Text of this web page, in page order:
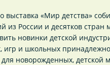
выставка «Мир детства»
из России и десятков стран
новинки детской
игр и школьных
для новорожденных, детской